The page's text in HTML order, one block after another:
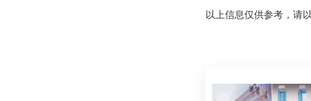
以上信息仅供参考，请